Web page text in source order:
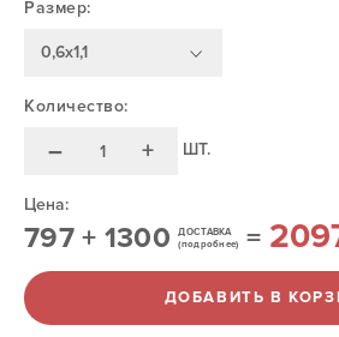
Размер:
0,6х1,1
Количество:
– + ШТ.
Цена:
797+ 1300ДОСТАВКА
(подробнее)
=
ДОБАВИТЬ В